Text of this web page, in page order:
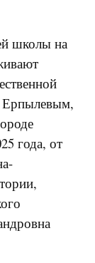
школы на
года, от